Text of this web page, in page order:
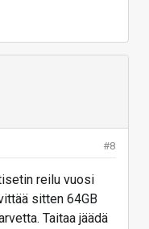
#8
reilu vuosi
sitten 64GB
Taitaa jäädä